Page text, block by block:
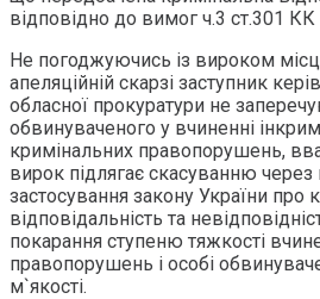
відповідно до вимог ч.3 ст.301 КК
Не погоджуючись із вироком
апеляційній скарзі заступник
обласної прокуратури не
обвинуваченого у вчиненні
кримінальних правопорушень,
вирок підлягає скасуванню
застосування закону України про
відповідальність та
покарання ступеню тяжкості
правопорушень і особі
м`якості.